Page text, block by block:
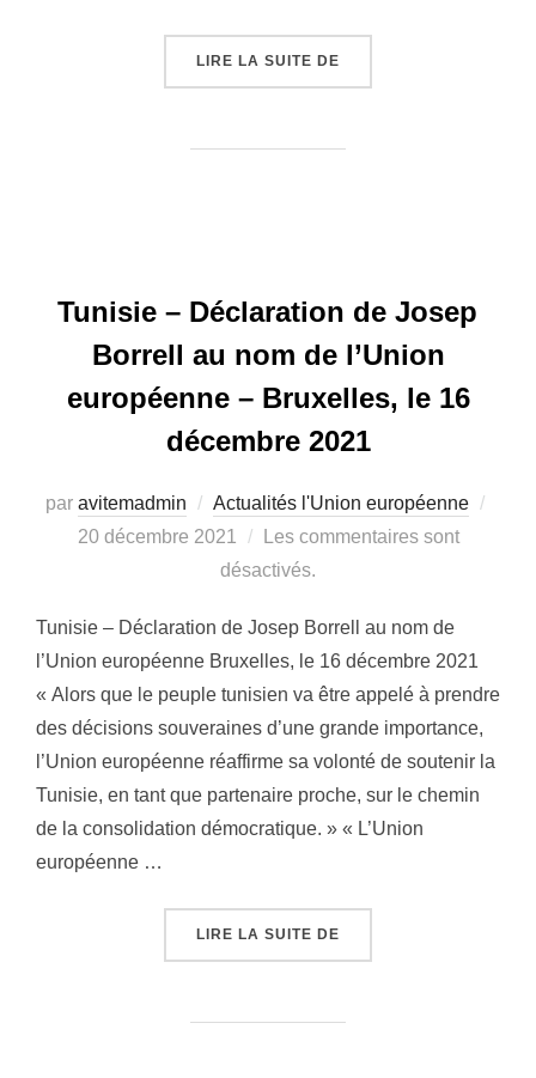
LIRE LA SUITE DE
Tunisie – Déclaration de Josep
Borrell au nom de l’Union
européenne – Bruxelles, le 16
décembre 2021
par avitemadmin Actualités l'Union européenne
20 décembre 2021
Les commentaires sont
désactivés.
Tunisie – Déclaration de Josep Borrell au nom de
l’Union européenne Bruxelles, le 16 décembre 2021
« Alors que le peuple tunisien va être appelé à prendre
des décisions souveraines d’une grande importance,
l’Union européenne réaffirme sa volonté de soutenir la
Tunisie, en tant que partenaire proche, sur le chemin
de la consolidation démocratique. » « L’Union
européenne …
LIRE LA SUITE DE